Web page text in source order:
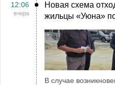
12:06
вчера
Новая схема
жильцы «Уюна»
В случае